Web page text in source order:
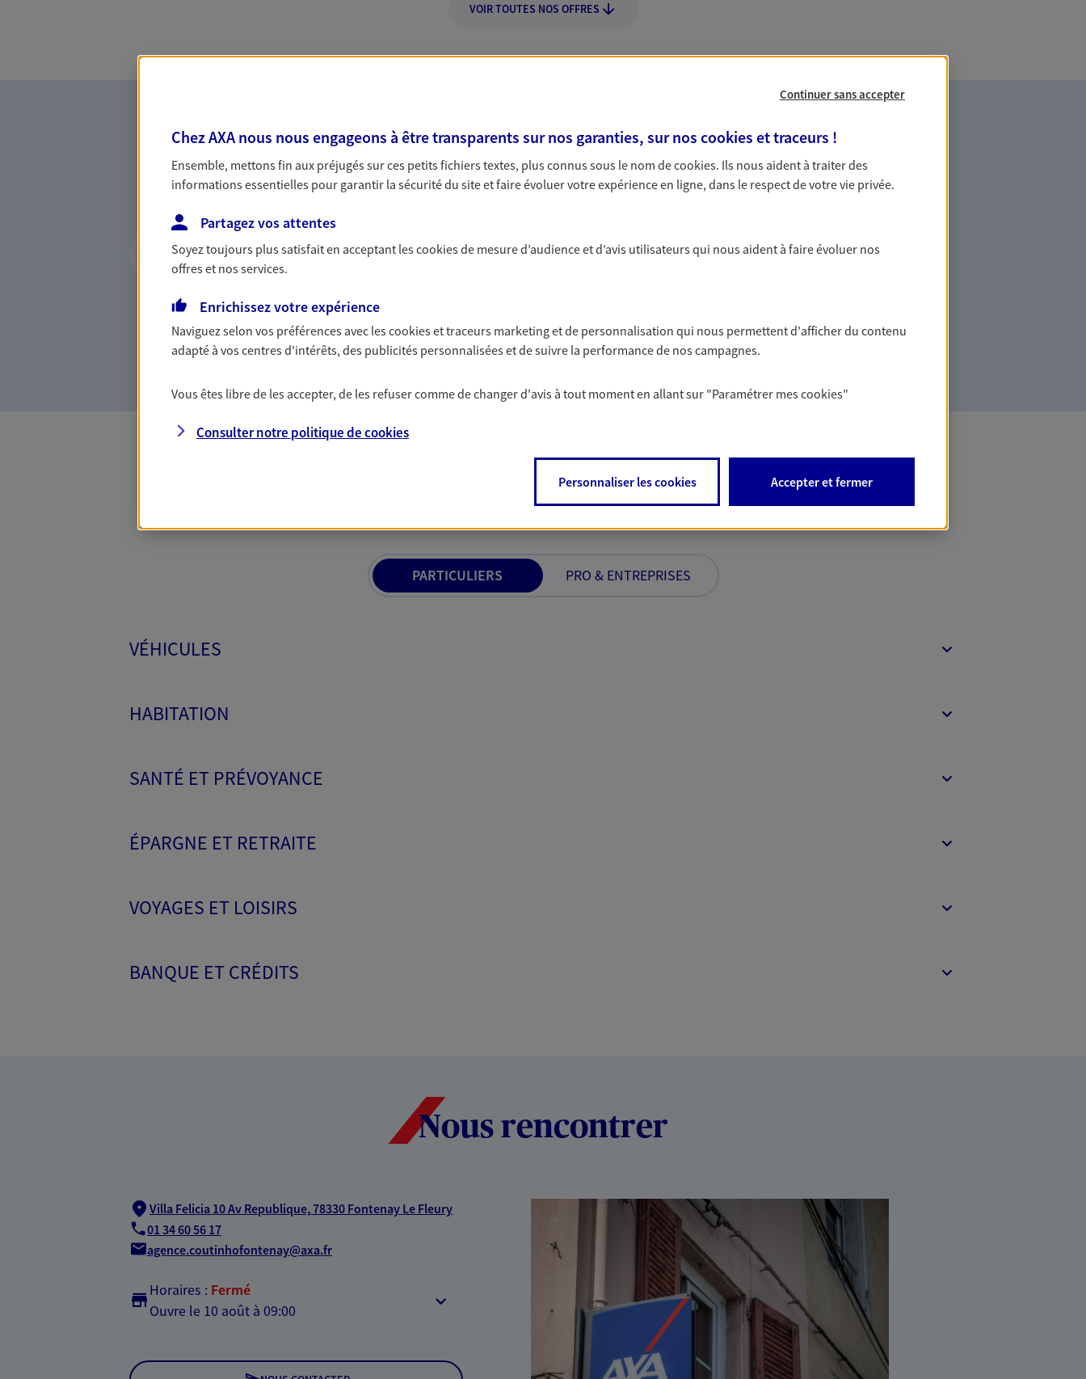
VOIR TOUTES NOS OFFRES
Nos expertises
Vous accompagner dans la durée et la
confiance
votre vie, c'est ainsi que nous concevons notre métier : dans
la confiance et la proximité. C'est en apprenant à vous
connaître que nous proposons de meilleures solutions.
entreprises
votre activité, vos collaborateurs... mais aussi vous-même et
votre famille.
Toutes nos offres Assurance & Banque
PARTICULIERS PRO & ENTREPRISES
VÉHICULES
HABITATION
SANTÉ ET PRÉVOYANCE
ÉPARGNE ET RETRAITE
VOYAGES ET LOISIRS
BANQUE ET CRÉDITS
Nous rencontrer
Villa Felicia 10 Av Republique,78330 Fontenay Le Fleury
01 34 60 56 17
agence.coutinhofontenay@axa.fr
Horaires : Fermé
Ouvre le 10 août à 09:00
Continuer sans accepter
Chez AXA nous nous engageons à être transparents sur nos garanties, sur nos cookies et traceurs !
Ensemble, mettons fin aux préjugés sur ces petits fichiers textes, plus connus sous le nom decookies. Ils nous aident à traiter des
informations essentielles pour garantir la sécurité du site et faire évoluer votre expérience en ligne, dans le respect de votre vie privée.
Partagez vos attentes
Soyez toujours plus satisfait en acceptant lescookiesde mesure d’audience et d’avis utilisateurs qui nous aident à faire évoluer nos
offres et nos services.
Enrichissez votre expérience
Naviguez selon vos préférences avec lescookies et traceurs marketing et de personnalisation qui nous permettent d'afficher du contenu
adapté à vos centres d'intérêts, des publicités personnalisées et de suivre la performance de nos campagnes.
Vous êtes libre de les accepter, de les refuser comme de changer d'avis à tout moment en allant sur "Paramétrer mescookies"
Consulter notre politique decookies
Personnaliser les cookies Accepter et fermer